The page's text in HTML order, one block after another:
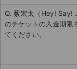
Q. 薮宏太（Hey! Say!
のチケットの入金期限
てください。